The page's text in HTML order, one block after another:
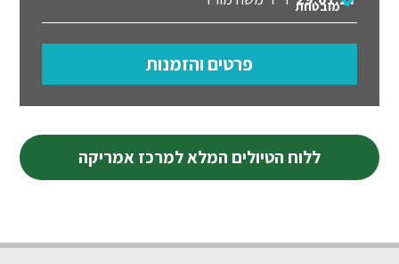
מובטחת
פרטים והזמנות
ללוח הטיולים המלא למרכז אמריקה